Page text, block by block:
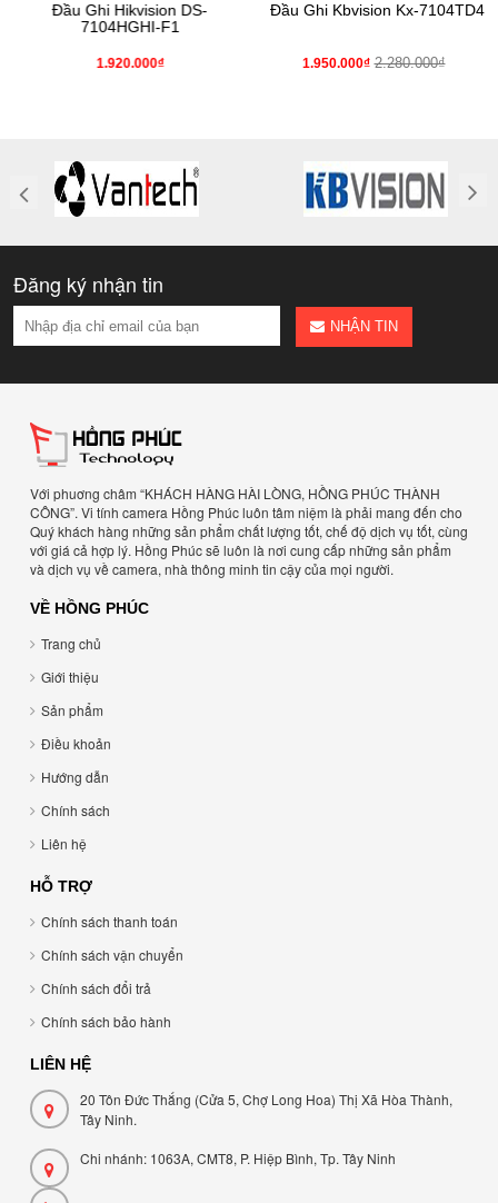
Đầu Ghi Hikvision DS-
7104HGHI-F1
1.920.000₫
Đầu Ghi Kbvision Kx-7104TD4
1.950.000₫ 2.280.000₫
Đăng ký nhận tin
NHẬN TIN
Với phuơng châm “KHÁCH HÀNG HÀI LÒNG, HỒNG PHÚC THÀNH
CÔNG”. Vi tính camera Hồng Phúc luôn tâm niệm là phải mang đến cho
Quý khách hàng những sản phẩm chất lượng tốt, chế độ dịch vụ tốt, cùng
với giá cả hợp lý. Hồng Phúc sẽ luôn là nơi cung cấp những sản phẩm
và dịch vụ về camera, nhà thông minh tin cậy của mọi người.
VỀ HỒNG PHÚC
Trang chủ
Giới thiệu
Sản phẩm
Điều khoản
Hướng dẫn
Chính sách
Liên hệ
HỖ TRỢ
Chính sách thanh toán
Chính sách vận chuyển
Chính sách đổi trả
Chính sách bảo hành
LIÊN HỆ
20 Tôn Đức Thắng (Cửa 5, Chợ Long Hoa) Thị Xã Hòa Thành,
Tây Ninh.
Chi nhánh: 1063A, CMT8, P. Hiệp Bình, Tp. Tây Ninh